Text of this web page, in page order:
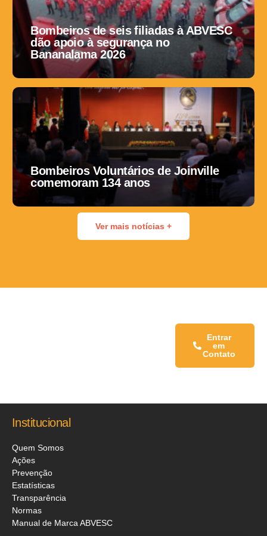
Bombeiros de seis filiadas à ABVESC
dão apoio à segurança no
Bananalama 2026
Bombeiros Voluntários de Joinville
comemoram 134 anos
Ver mais notícias +
Entrar
em
Contato
Institucional
Quem Somos
Ações
Prevenção
Estatísticas
Transparência
Normas
Manual de Marca ABVESC